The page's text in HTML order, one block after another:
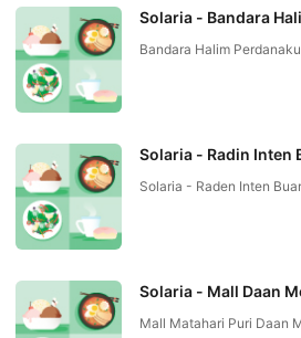
Solaria - Bandara
Bandara Halim
Solaria - Radin Inten
Solaria - Raden Inten
Solaria - Mall Daan
Mall Matahari Puri Daan